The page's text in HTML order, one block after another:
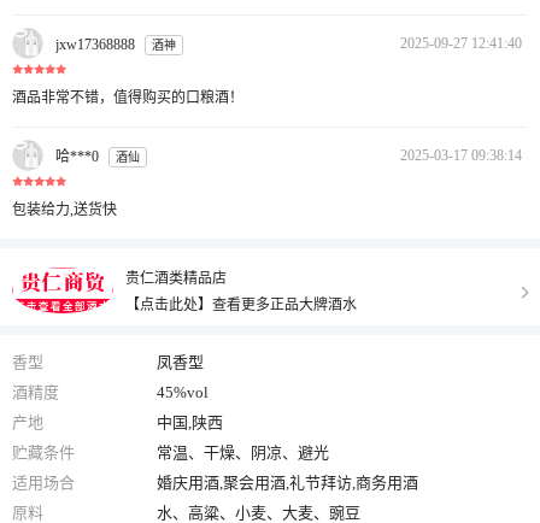
2025-09-27 12:41:40
jxw17368888 酒神
酒品非常不错，值得购买的口粮酒！
2025-03-17 09:38:14
哈***0 酒仙
包装给力,送货快
贵仁酒类精品店
【点击此处】查看更多正品大牌酒水
香型
凤香型
酒精度
45%vol
产地
中国,陕西
贮藏条件
常温、干燥、阴凉、避光
适用场合
婚庆用酒,聚会用酒,礼节拜访,商务用酒
原料
水、高粱、小麦、大麦、豌豆